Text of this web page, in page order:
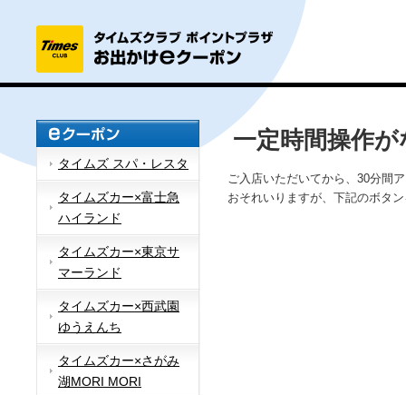
タイムズ スパ・レスタ
タイムズカー×富士急
ハイランド
タイムズカー×東京サ
マーランド
タイムズカー×西武園
ゆうえんち
タイムズカー×さがみ
湖MORI MORI
一定時間操作
ご入店いただいてから、30分間
おそれいりますが、下記のボタ